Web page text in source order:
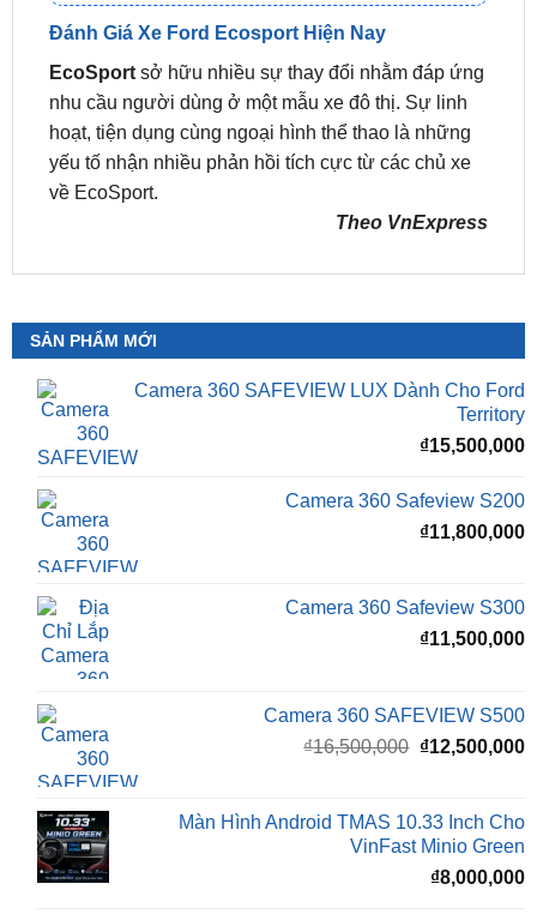
EcoSportsở hữu nhiều sự thay đổi nhằm đáp ứng
nhu cầu người dùng ở một mẫu xe đô thị. Sự linh
hoạt, tiện dụng cùng ngoại hình thể thao là những
yếu tố nhận nhiều phản hồi tích cực từ các chủ xe
về EcoSport.
Theo VnExpress
SẢN PHẨM MỚI
Camera 360 SAFEVIEW LUX Dành Cho Ford
₫15,500,000
Camera 360 Safeview S200
Camera 360 Safeview S300
Camera 360 SAFEVIEW S500
gốc
₫16,500,000.
Màn Hình Android TMAS 10.33 Inch Cho
₫8,000,000
Màn Hình Android TMAS 10.33 Dành Cho